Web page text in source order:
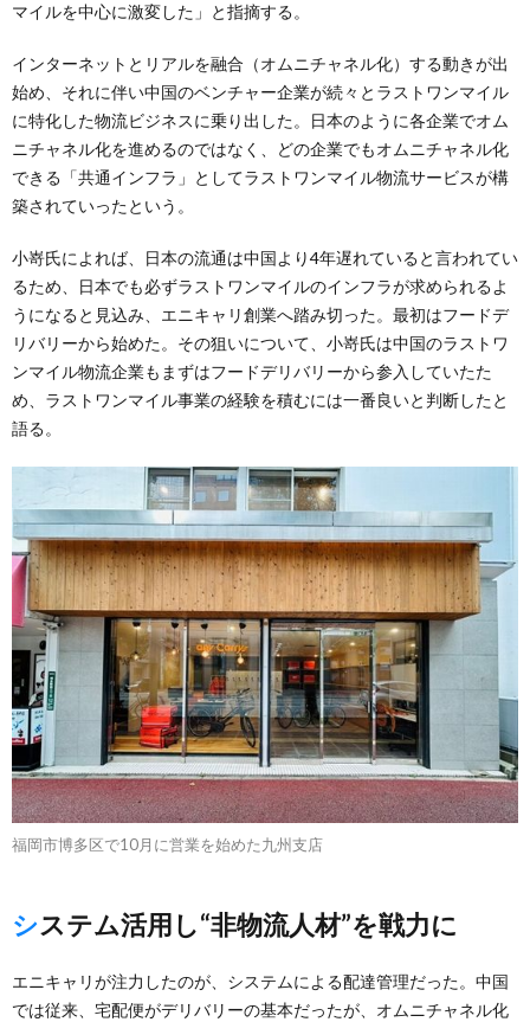
マイルを中心に激変した」と指摘する。
インターネットとリアルを融合（オムニチャネル化）する動きが出
始め、それに伴い中国のベンチャー企業が続々とラストワンマイル
に特化した物流ビジネスに乗り出した。日本のように各企業でオム
ニチャネル化を進めるのではなく、どの企業でもオムニチャネル化
できる「共通インフラ」としてラストワンマイル物流サービスが構
築されていったという。
小嵜氏によれば、日本の流通は中国より4年遅れていると言われてい
るため、日本でも必ずラストワンマイルのインフラが求められるよ
うになると見込み、エニキャリ創業へ踏み切った。最初はフードデ
リバリーから始めた。その狙いについて、小嵜氏は中国のラストワ
ンマイル物流企業もまずはフードデリバリーから参入していたた
め、ラストワンマイル事業の経験を積むには一番良いと判断したと
語る。
福岡市博多区で10月に営業を始めた九州支店
システム活用し“非物流人材”を戦力に
エニキャリが注力したのが、システムによる配達管理だった。中国
では従来、宅配便がデリバリーの基本だったが、オムニチャネル化